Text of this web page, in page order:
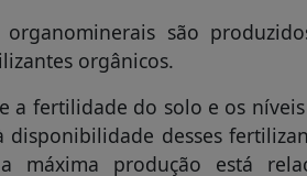
são
orgânicos.
a fertilidade do solo e os
desses
produção está